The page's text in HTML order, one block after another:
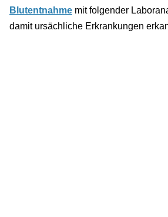
Blutentnahme mit folgender
damit ursächliche Erkrankungen